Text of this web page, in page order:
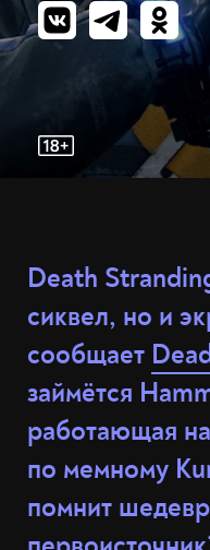
Death
сиквел, но и
сообщает
займётся
работающая
по мемному
помнит